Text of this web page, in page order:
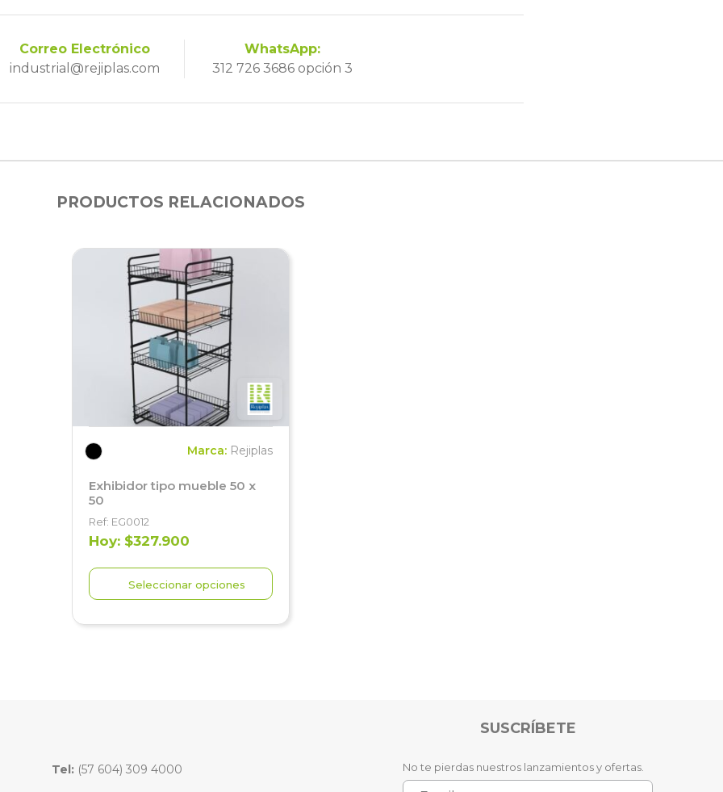
Correo Electrónico
industrial@rejiplas.com
WhatsApp:
312 726 3686 opción 3
PRODUCTOS RELACIONADOS
Marca: Rejiplas
Exhibidor tipo mueble 50 x
50
Ref: EG0012
Hoy: $327.900
Seleccionar opciones
Tel: (57 604) 309 4000
SUSCRÍBETE
No te pierdas nuestros lanzamientos y ofertas.